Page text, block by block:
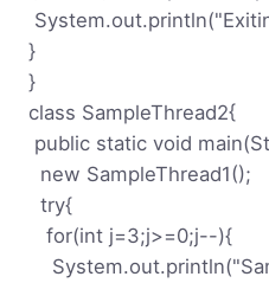
}
}
class SampleThread2{
public static void
new SampleThread1();
try{
for(int j=3;j>=0;j--){